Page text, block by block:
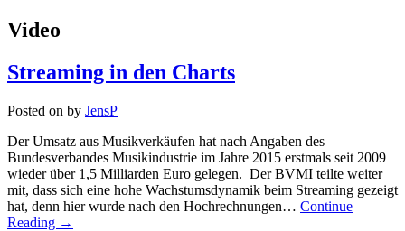
Video
Streaming in den Charts
Posted on by JensP
Der Umsatz aus Musikverkäufen hat nach Angaben des
Bundesverbandes Musikindustrie im Jahre 2015 erstmals seit 2009
wieder über 1,5 Milliarden Euro gelegen. Der BVMI teilte weiter
mit, dass sich eine hohe Wachstumsdynamik beim Streaming gezeigt
hat, denn hier wurde nach den Hochrechnungen… Continue
Reading →